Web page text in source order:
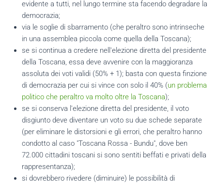
evidente a tutti, nel lungo termine sta facendo degradare la
democrazia;
via le soglie di sbarramento (che peraltro sono intrinseche
in una assemblea piccola come quella della Toscana);
se si continua a credere nell'elezione diretta del presidente
della Toscana, essa deve avvenire con la maggioranza
assoluta dei voti validi (50% + 1); basta con questa finzione
di democrazia per cui si vince con solo il 40% (un problema
politico che peraltro va molto oltre la Toscana);
se si conserva l'elezione diretta del presidente, il voto
disgiunto deve diventare un voto su due schede separate
(per eliminare le distorsioni e gli errori, che peraltro hanno
condotto al caso "Toscana Rossa - Bundu", dove ben
72.000 cittadini toscani si sono sentiti beffati e privati della
rappresentanza);
si dovrebbero rivedere (diminuire) le possibilità di